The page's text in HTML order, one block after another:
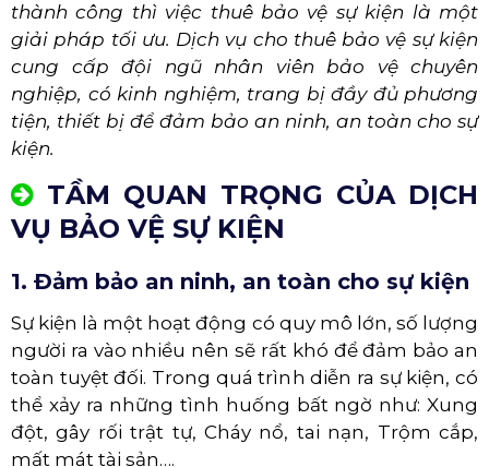
thành công thì việc thuê bảo vệ sự kiện là một
giải pháp tối ưu. Dịch vụ cho thuê bảo vệ sự kiện
cung cấp đội ngũ nhân viên bảo vệ chuyên
nghiệp, có kinh nghiệm, trang bị đầy đủ phương
tiện, thiết bị để đảm bảo an ninh, an toàn cho sự
kiện.
TẦM QUAN TRỌNG CỦA DỊCH
VỤ BẢO VỆ SỰ KIỆN
1. Đảm bảo an ninh, an toàn cho sự kiện
Sự kiện là một hoạt động có quy mô lớn, số lượng
người ra vào nhiều nên sẽ rất khó để đảm bảo an
toàn tuyệt đối. Trong quá trình diễn ra sự kiện, có
thể xảy ra những tình huống bất ngờ như: Xung
đột, gây rối trật tự, Cháy nổ, tai nạn, Trộm cắp,
mất mát tài sản….